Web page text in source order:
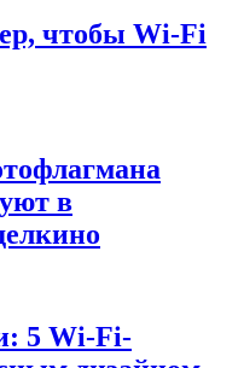
чтобы Wi-Fi
в
5 Wi-Fi-